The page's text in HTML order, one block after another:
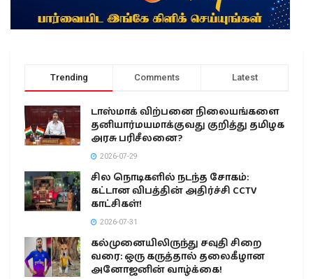
Trending Comments Latest
டாஸ்மாக் விற்பனை நிலையங்களை
தனியார்மயமாக்குவது குறித்து தமிழக
அரசு பரிசீலனை?
2026-07-29
சில நொடிகளில் நடந்த சோகம்:
கட்டான விபத்தின் அதிர்ச்சி CCTV
காட்சிகள்!
2026-07-31
கல்முனையிலிருந்து சவுதி சிறை
வரை: ஒரு கருத்தால் தலைகீழான
அனோஜனின் வாழ்க்கை!